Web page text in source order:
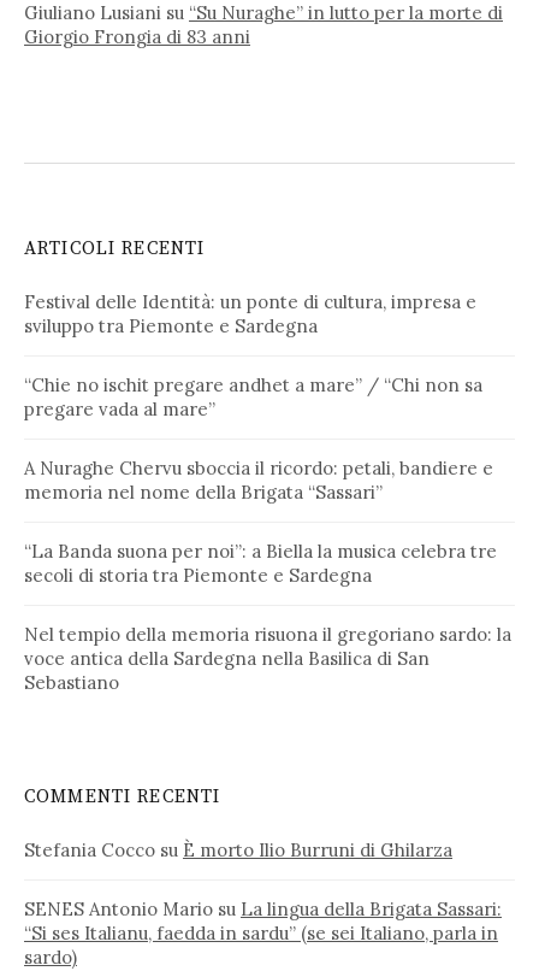
Giuliano Lusiani su “Su Nuraghe” in lutto per la morte di
Giorgio Frongia di 83 anni
ARTICOLI RECENTI
Festival delle Identità: un ponte di cultura, impresa e
sviluppo tra Piemonte e Sardegna
“Chie no ischit pregare andhet a mare” / “Chi non sa
pregare vada al mare”
A Nuraghe Chervu sboccia il ricordo: petali, bandiere e
memoria nel nome della Brigata “Sassari”
“La Banda suona per noi”: a Biella la musica celebra tre
secoli di storia tra Piemonte e Sardegna
Nel tempio della memoria risuona il gregoriano sardo: la
voce antica della Sardegna nella Basilica di San
Sebastiano
COMMENTI RECENTI
Stefania Cocco su È morto Ilio Burruni di Ghilarza
SENES Antonio Mario su La lingua della Brigata Sassari:
“Si ses Italianu, faedda in sardu” (se sei Italiano, parla in
sardo)